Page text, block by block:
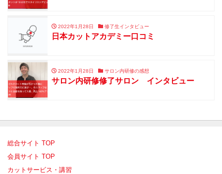
2022年1月28日 修了生インタビュー
日本カットアカデミー口コミ
2022年1月28日 サロン内研修の感想
サロン内研修修了サロン インタビュー
総合サイト TOP
会員サイト TOP
カットサービス・講習